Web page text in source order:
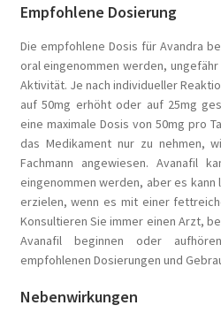
Empfohlene Dosierung
Die empfohlene Dosis für Avandra
oral eingenommen werden,
Aktivität. Je nach individueller
auf 50mg erhöht oder auf 25mg
eine maximale Dosis von 50mg pro
das Medikament nur zu nehmen,
Fachmann angewiesen. Avanafil
eingenommen werden, aber es kann
erzielen, wenn es mit einer
Konsultieren Sie immer einen Arzt,
Avanafil beginnen oder
empfohlenen Dosierungen und
Nebenwirkungen